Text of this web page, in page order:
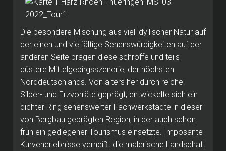
Die besondere Mischung aus viel idyllischer Natur auf
der einen und vielfältige Sehenswürdigkeiten auf der
anderen Seite prägen diese schroffe und teils
düstere Mittelgebirgsszenerie, der höchsten
Norddeutschlands. Von alters her durch reiche
Silber- und Erzvorräte geprägt, entwickelte sich ein
dichter Ring sehenswerter Fachwerkstädte in dieser
von Bergbau geprägten Region, in der auch schon
früh ein gediegener Tourismus einsetzte. Imposante
Kurvenerlebnisse verheißt die malerische Landschaft